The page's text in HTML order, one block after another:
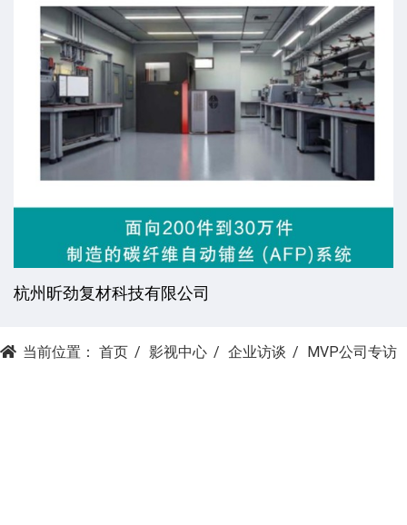
杭州昕劲复材科技有限公司
当前位置： 首页 影视中心 企业访谈 MVP公司专访